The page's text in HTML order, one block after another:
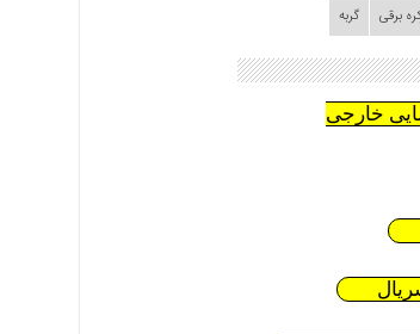
برقی گربه
خارجی